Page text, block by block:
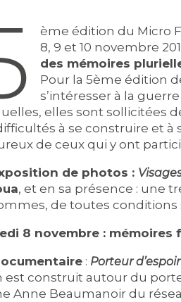
ème édition du Micro
8, 9 et 10 novembre
des mémoires
Pour la 5ème édition
s’intéresser à la
elles sont sollicitées
à se construire et
de ceux qui y ont
de photos :
, et en sa présence : une
de toutes conditions
8 novembre : mémoires
: Porteur d’espoir
est construit autour du
Anne Beaumanoir du